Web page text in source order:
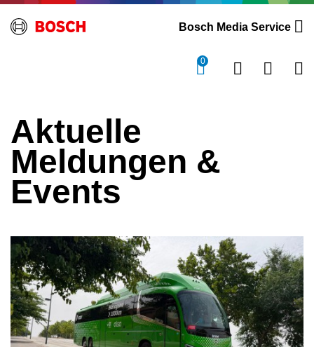
Bosch Media Service
0
Aktuelle
Meldungen &
Events